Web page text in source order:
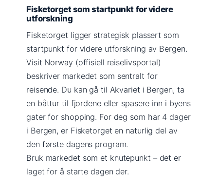
Fisketorget som startpunkt for videre
utforskning
Fisketorget ligger strategisk plassert som
startpunkt for videre utforskning av Bergen.
Visit Norway (offisiell reiselivsportal)
beskriver markedet som sentralt for
reisende. Du kan gå til Akvariet i Bergen, ta
en båttur til fjordene eller spasere inn i byens
gater for shopping. For deg som har 4 dager
i Bergen, er Fisketorget en naturlig del av
den første dagens program.
Bruk markedet som et knutepunkt – det er
laget for å starte dagen der.